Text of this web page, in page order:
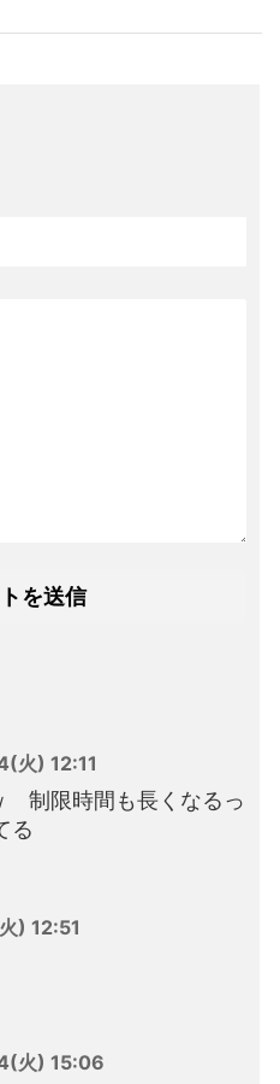
火) 12:11
制限時間も長くなるっ
る
) 12:51
火) 15:06